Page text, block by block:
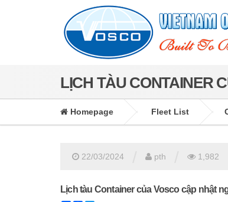
LỊCH TÀU CONTAINER
Homepage Fleet List
22/03/2024 pth 1,982
Lịch tàu Container của Vosco cập nhật